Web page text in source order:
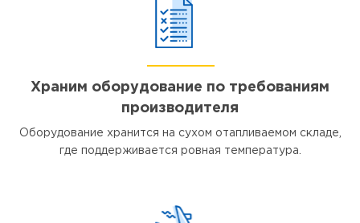
Храним оборудование по требованиям
производителя
Оборудование хранится на сухом отапливаемом складе,
где поддерживается ровная температура.